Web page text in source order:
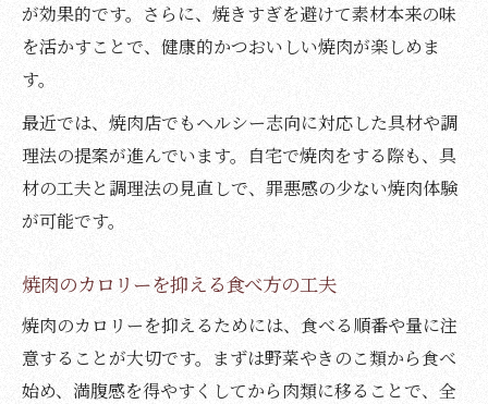
が効果的です。さらに、焼きすぎを避けて素材本来の味
を活かすことで、健康的かつおいしい焼肉が楽しめま
す。
最近では、焼肉店でもヘルシー志向に対応した具材や調
理法の提案が進んでいます。自宅で焼肉をする際も、具
材の工夫と調理法の見直しで、罪悪感の少ない焼肉体験
が可能です。
焼肉のカロリーを抑える食べ方の工夫
焼肉のカロリーを抑えるためには、食べる順番や量に注
意することが大切です。まずは野菜やきのこ類から食べ
始め、満腹感を得やすくしてから肉類に移ることで、全